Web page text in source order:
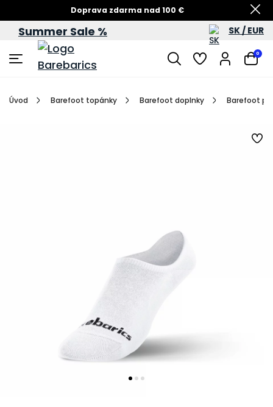
Doprava zdarma nad 100 €
Summer Sale – zľavy až do 60 %
Summer Sale % SK / EUR
0
Úvod Barefoot topánky Barefoot doplnky Barefoot